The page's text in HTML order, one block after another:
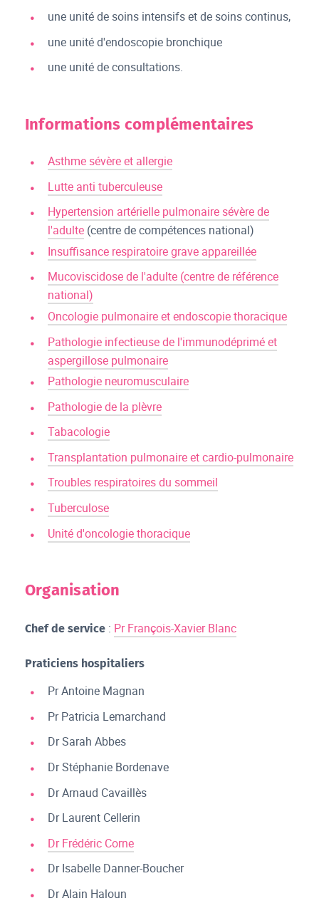
une unité de soins intensifs et de soins continus,
une unité d'endoscopie bronchique
une unité de consultations.
Informations complémentaires
Asthme sévère et allergie
Lutte anti tuberculeuse
Hypertension artérielle pulmonaire sévère de
l'adulte (centre de compétences national)
Insuffisance respiratoire grave appareillée
Mucoviscidose de l'adulte (centre de référence
national)
Oncologie pulmonaire et endoscopie thoracique
Pathologie infectieuse de l'immunodéprimé et
aspergillose pulmonaire
Pathologie neuromusculaire
Pathologie de la plèvre
Tabacologie
Transplantation pulmonaire et cardio-pulmonaire
Troubles respiratoires du sommeil
Tuberculose
Unité d'oncologie thoracique
Organisation
Chef de service : Pr François-Xavier Blanc
Praticiens hospitaliers
Pr Antoine Magnan
Pr Patricia Lemarchand
Dr Sarah Abbes
Dr Stéphanie Bordenave
Dr Arnaud Cavaillès
Dr Laurent Cellerin
Dr Frédéric Corne
Dr Isabelle Danner-Boucher
Dr Alain Haloun